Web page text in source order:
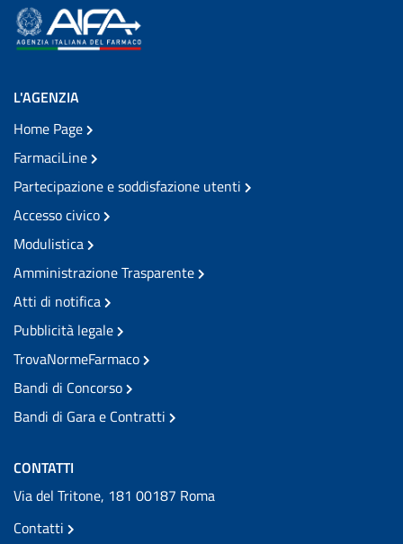
L'AGENZIA
Home Page
FarmaciLine
Partecipazione e soddisfazione utenti
Accesso civico
Modulistica
Amministrazione Trasparente
Atti di notifica
Pubblicità legale
TrovaNormeFarmaco
Bandi di Concorso
Bandi di Gara e Contratti
CONTATTI
Via del Tritone, 181 00187 Roma
Contatti